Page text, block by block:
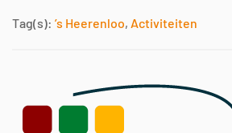
Tag(s): ’s Heerenloo, Activiteiten